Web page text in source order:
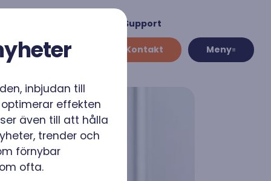
Support
Kontakt Meny
för
för
vi har i
Växelriktare
Solpanelerna är såklart den
inbjudan till
effekten
även till att hålla
trender och
förnybar
ofta.